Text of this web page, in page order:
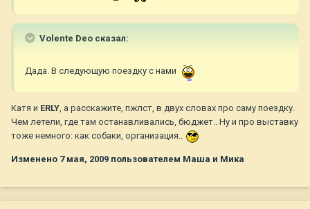
Volente Deo сказал:
Дада. В следующую поездку с нами
Катя и ERLY, а расскажите, пжлст, в двух словах про саму поездку.
Чем летели, где там останавливались, бюджет.. Ну и про выставку
тоже немного: как собаки, организация..
Изменено 7 мая, 2009 пользователем Маша и Мика